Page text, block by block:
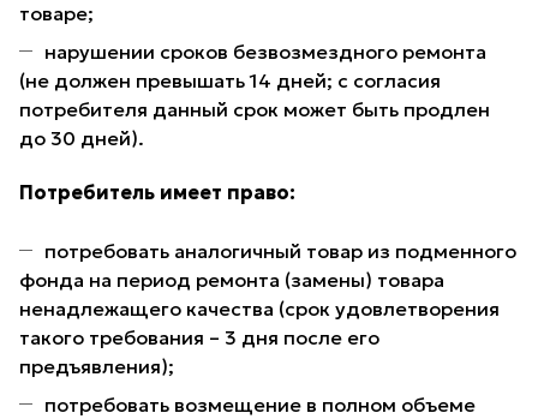
товаре;
нарушении сроков безвозмездного ремонта
(не должен превышать 14 дней; с согласия
потребителя данный срок может быть продлен
до 30 дней).
Потребитель имеет право:
потребовать аналогичный товар из подменного
фонда на период ремонта (замены) товара
ненадлежащего качества (срок удовлетворения
такого требования – 3 дня после его
предъявления);
потребовать возмещение в полном объеме